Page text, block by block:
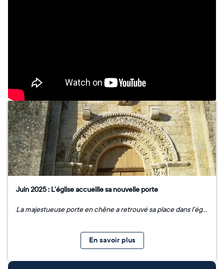
Juin 2025 : L’église accueille sa nouvelle porte
La majestueuse porte en chêne a retrouvé sa place dans l’église, grâce au travail remarquable de l’entreprise Duboscq. Une pose millimétrée pour une pièce de 200 kg !* Venez la découvrir lors de l’inauguration officielle le 27 septembre, suivie d’un concert de Gospel.* Pour plus de détails, cliquez ici.
En savoir plus